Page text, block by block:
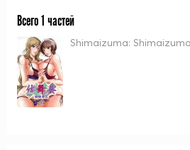
Всего 1 частей
Shimaizuma: